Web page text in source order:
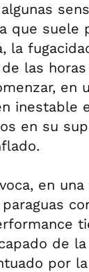
que suele
la
las
en
inestable
en su
en
de
por